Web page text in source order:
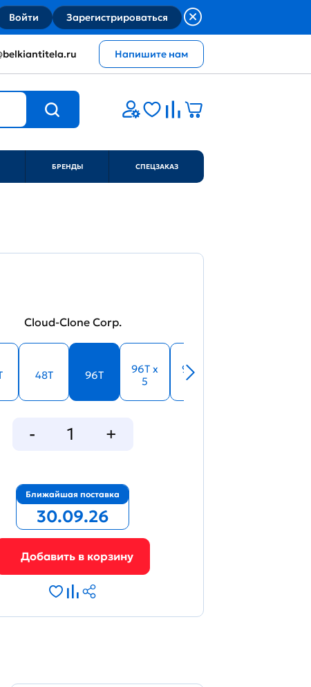
Войти Зарегистрироваться
Напишите нам
БРЕНДЫ СПЕЦЗАКАЗ
33866
Figure. Standard curve
Cloud-Clone Corp.
48T 96T
96T x
5
96T x
10
Ближайшая поставка
30.09.26